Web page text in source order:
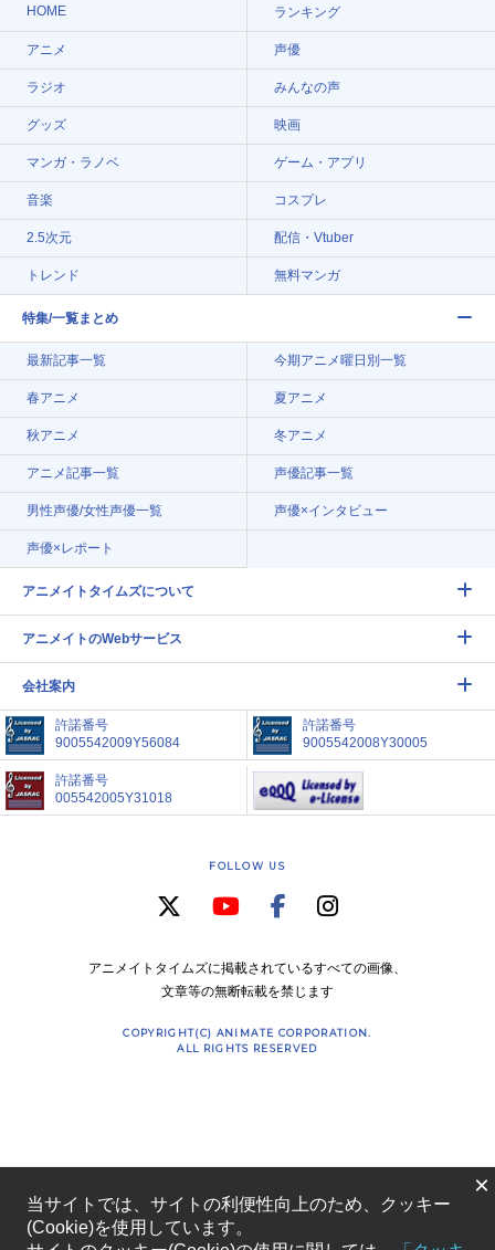
HOME ランキング
アニメ 声優
ラジオ みんなの声
グッズ 映画
マンガ・ラノベ ゲーム・アプリ
音楽 コスプレ
2.5次元 配信・Vtuber
トレンド 無料マンガ
特集/一覧まとめ
最新記事一覧 今期アニメ曜日別一覧
春アニメ 夏アニメ
秋アニメ 冬アニメ
アニメ記事一覧 声優記事一覧
男性声優/女性声優一覧 声優×インタビュー
声優×レポート
アニメイトタイムズについて
アニメイトのWebサービス
会社案内
許諾番号
9005542009Y56084
許諾番号
9005542008Y30005
許諾番号
005542005Y31018
FOLLOW US
アニメイトタイムズに掲載されているすべての画像、
文章等の無断転載を禁じます
COPYRIGHT(C) ANIMATE CORPORATION.
ALL RIGHTS RESERVED
×
当サイトでは、サイトの利便性向上のため、クッキー
(Cookie)を使用しています。